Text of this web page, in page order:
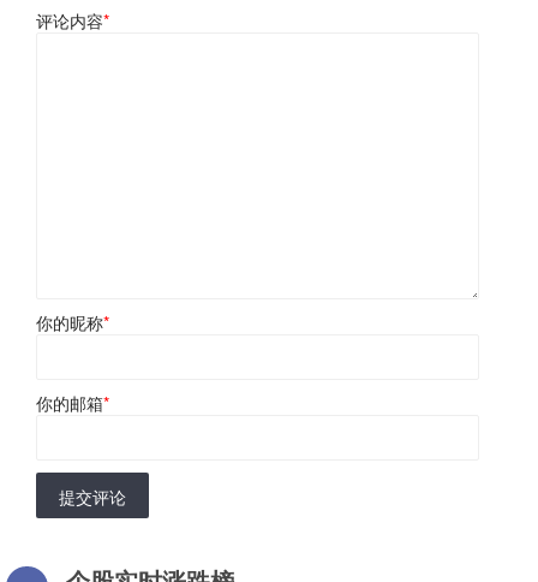
评论内容*
你的昵称*
你的邮箱*
提交评论